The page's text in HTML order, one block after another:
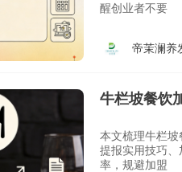
醒创业者不要
帝茉澜养
牛栏坡餐饮
本文梳理牛栏
提报实用技巧
率，规避加盟